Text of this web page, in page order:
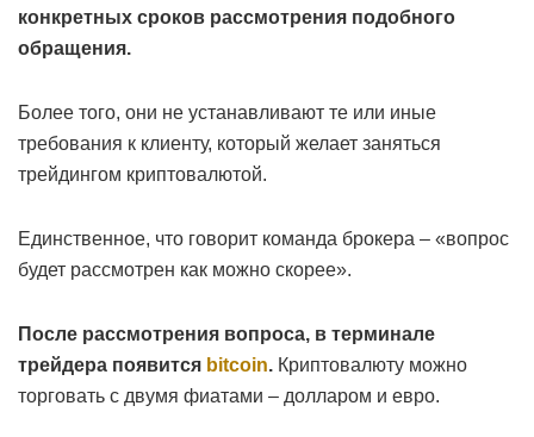
конкретных сроков рассмотрения подобного
обращения.
Более того, они не устанавливают те или иные
требования к клиенту, который желает заняться
трейдингом криптовалютой.
Единственное, что говорит команда брокера – «вопрос
будет рассмотрен как можно скорее».
После рассмотрения вопроса, в терминале
трейдера появится bitcoin. Криптовалюту можно
торговать с двумя фиатами – долларом и евро.